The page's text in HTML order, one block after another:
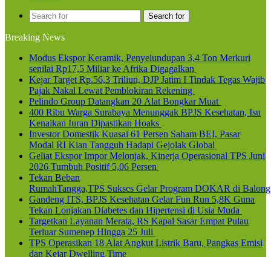
Search for
Breaking News
Modus Ekspor Keramik, Penyelundupan 3,4 Ton Merkuri
senilai Rp17,5 Miliar ke Afrika Digagalkan
Kejar Target Rp.56,3 Triliun, DJP Jatim I Tindak Tegas Wajib
Pajak Nakal Lewat Pemblokiran Rekening
Pelindo Group Datangkan 20 Alat Bongkar Muat
400 Ribu Warga Surabaya Menunggak BPJS Kesehatan, Isu
Kenaikan Iuran Dipastikan Hoaks
Investor Domestik Kuasai 61 Persen Saham BEI, Pasar
Modal RI Kian Tangguh Hadapi Gejolak Global
Geliat Ekspor Impor Melonjak, Kinerja Operasional TPS Juni
2026 Tumbuh Positif 5,06 Persen
Tekan Beban
RumahTangga,TPS Sukses Gelar Program DOKAR di
Gandeng ITS, BPJS Kesehatan Gelar Fun Run 5,8K Guna
Tekan Lonjakan Diabetes dan Hipertensi di Usia Muda
Targetkan Layanan Merata, RS Kapal Sasar Empat Pulau
Terluar Sumenep Hingga 25 Juli
TPS Operasikan 18 Alat Angkut Listrik Baru, Pangkas Emisi
dan Kejar Dwelling Time